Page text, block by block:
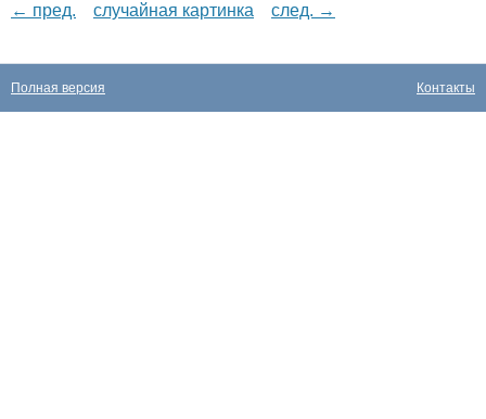
← пред. случайная картинка след. →
Контакты
Полная версия